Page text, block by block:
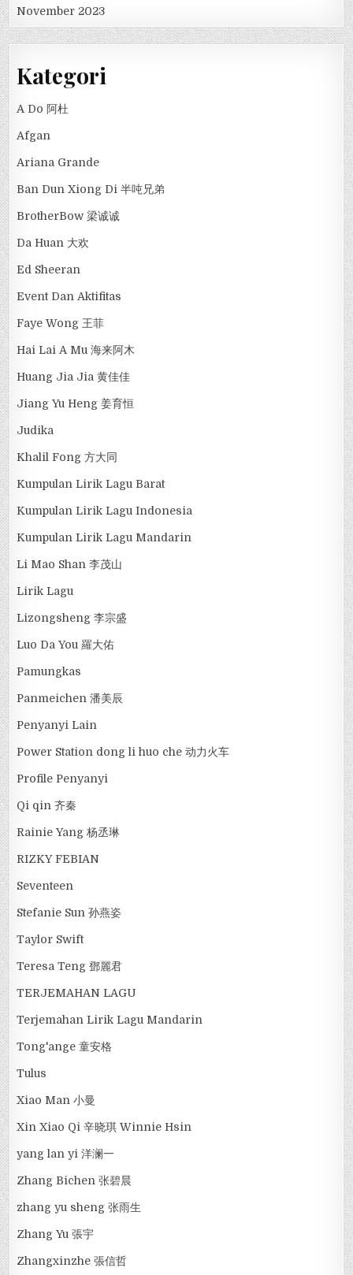
November 2023
Kategori
A Do 阿杜
Afgan
Ariana Grande
Ban Dun Xiong Di 半吨兄弟
BrotherBow 梁诚诚
Da Huan 大欢
Ed Sheeran
Event Dan Aktifitas
Faye Wong 王菲
Hai Lai A Mu 海来阿木
Huang Jia Jia 黄佳佳
Jiang Yu Heng 姜育恒
Judika
Khalil Fong 方大同
Kumpulan Lirik Lagu Barat
Kumpulan Lirik Lagu Indonesia
Kumpulan Lirik Lagu Mandarin
Li Mao Shan 李茂山
Lirik Lagu
Lizongsheng 李宗盛
Luo Da You 羅大佑
Pamungkas
Panmeichen 潘美辰
Penyanyi Lain
Power Station dong li huo che 动力火车
Profile Penyanyi
Qi qin 齐秦
Rainie Yang 杨丞琳
RIZKY FEBIAN
Seventeen
Stefanie Sun 孙燕姿
Taylor Swift
Teresa Teng 鄧麗君
TERJEMAHAN LAGU
Terjemahan Lirik Lagu Mandarin
Tong'ange 童安格
Tulus
Xiao Man 小曼
Xin Xiao Qi 辛晓琪 Winnie Hsin
yang lan yi 洋澜一
Zhang Bichen 张碧晨
zhang yu sheng 张雨生
Zhang Yu 張宇
Zhangxinzhe 張信哲